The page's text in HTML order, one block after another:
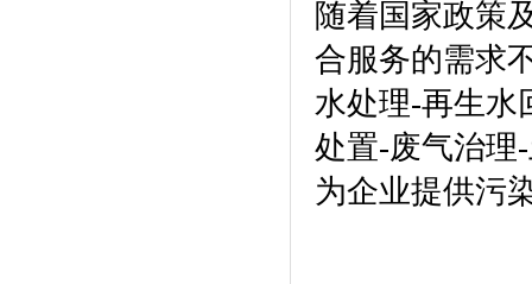
随着国家政策
合服务的需求
水处理-再生水
处置-废气治理-
为企业提供污